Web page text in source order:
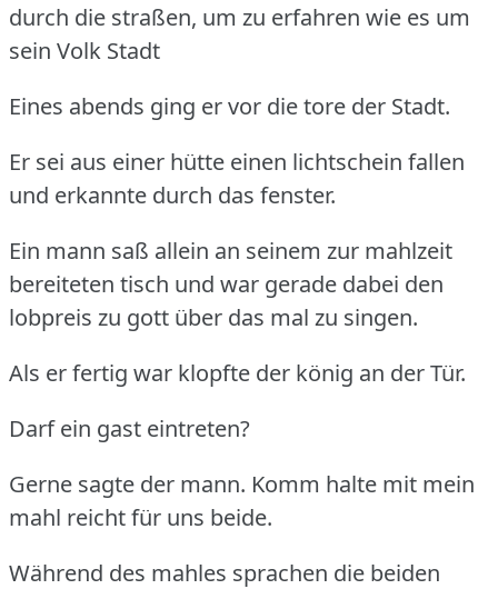
durch die straßen, um zu erfahren wie es um
sein Volk Stadt
Eines abends ging er vor die tore der Stadt.
Er sei aus einer hütte einen lichtschein fallen
und erkannte durch das fenster.
Ein mann saß allein an seinem zur mahlzeit
bereiteten tisch und war gerade dabei den
lobpreis zu gott über das mal zu singen.
Als er fertig war klopfte der könig an der Tür.
Darf ein gast eintreten?
Gerne sagte der mann. Komm halte mit mein
mahl reicht für uns beide.
Während des mahles sprachen die beiden